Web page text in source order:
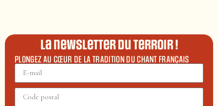
La newsletter du terroir !
PLONGEZ AU CŒUR DE LA TRADITION DU CHANT FRANÇAIS